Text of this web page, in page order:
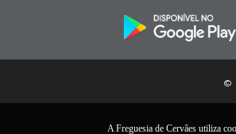
©
A Freguesia de Cervães utiliza